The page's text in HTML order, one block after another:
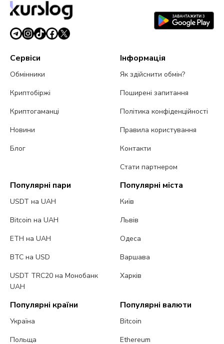
Сервіси
Обмінники
Криптобіржі
Криптогаманці
Новини
Блог
Інформація
Як здійснити обмін?
Поширені запитання
Політика конфіденційності
Правила користування
Контакти
Стати партнером
Популярні пари
USDT на UAH
Bitcoin на UAH
ETH на UAH
BTC на USD
USDT TRC20 на Монобанк
UAH
Популярні міста
Київ
Львів
Одеса
Варшава
Харків
Популярні країни
Україна
Польща
Популярні валюти
Bitcoin
Ethereum